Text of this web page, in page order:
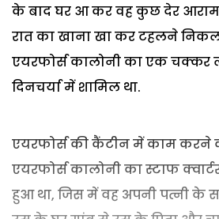
के बाद घर आ कर वह कुछ देर
रात का खाना खा कर टहलने
एयरफोर्स कालोनी का एक चक्कर
दिनचर्या में शामिल था.
एयरफोर्स की कैंटीन में काम करने
एयरफोर्स कालोनी का स्टाफ
हुआ था, जिस में वह अपनी पत्नी के